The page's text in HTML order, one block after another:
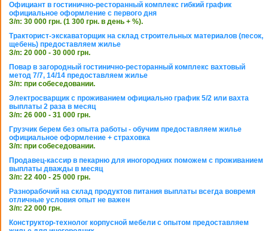
Официант в гостинично-ресторанный комплекс гибкий график
официальное оформление с первого дня
З/п: 30 000 грн. (1 300 грн. в день + %).
Тракторист-экскаваторщик на склад строительных материалов (песок,
щебень) предоставляем жилье
З/п: 20 000 - 30 000 грн.
Повар в загородный гостинично-ресторанный комплекс вахтовый
метод 7/7, 14/14 предоставляем жилье
З/п: при собеседовании.
Электросварщик с проживанием официально график 5/2 или вахта
выплаты 2 раза в месяц
З/п: 26 000 - 31 000 грн.
Грузчик берем без опыта работы - обучим предоставляем жилье
официальное оформление + страховка
З/п: при собеседовании.
Продавец-кассир в пекарню для иногородних поможем с проживанием
выплаты дважды в месяц
З/п: 22 400 - 25 000 грн.
Разнорабочий на склад продуктов питания выплаты всегда вовремя
отличные условия опыт не важен
З/п: 22 000 грн.
Конструктор-технолог корпусной мебели с опытом предоставляем